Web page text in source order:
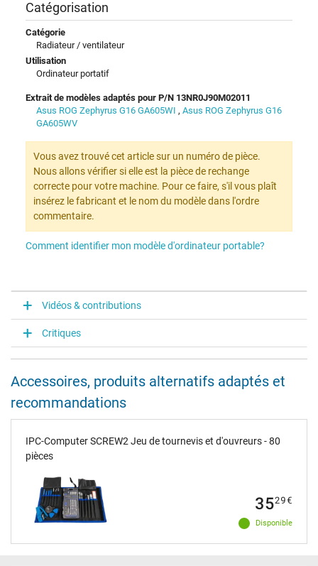
Catégorisation
Catégorie
Radiateur / ventilateur
Utilisation
Ordinateur portatif
Extrait de modèles adaptés pour P/N 13NR0J90M02011
Asus ROG Zephyrus G16 GA605WI , Asus ROG Zephyrus G16
GA605WV
Vous avez trouvé cet article sur un numéro de pièce.
Nous allons vérifier si elle est la pièce de rechange
correcte pour votre machine. Pour ce faire, s'il vous plaît
insérez le fabricant et le nom du modèle dans l'ordre
commentaire.
Comment identifier mon modèle d'ordinateur portable?
Vidéos & contributions
Critiques
Accessoires, produits alternatifs adaptés et
recommandations
IPC-Computer SCREW2 Jeu de tournevis et d'ouvreurs - 80
pièces
Disponible
3529€